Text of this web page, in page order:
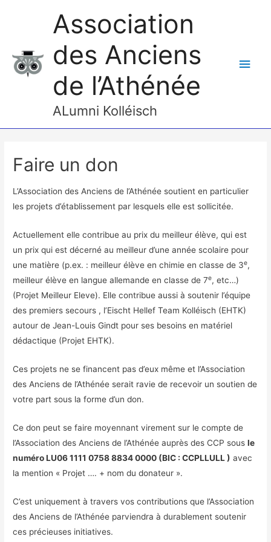
Association
des Anciens
de l’Athénée
ALumni Kolléisch
Faire un don
L’Association des Anciens de l’Athénée soutient en particulier
les projets d’établissement par lesquels elle est sollicitée.
Actuellement elle contribue au prix du meilleur élève, qui est
un prix qui est décerné au meilleur d’une année scolaire pour
une matière (p.ex. : meilleur élève en chimie en classe de 3e,
meilleur élève en langue allemande en classe de 7e, etc…)
(Projet Meilleur Eleve). Elle contribue aussi à soutenir l’équipe
des premiers secours , l’Eischt Hellef Team Kolléisch (EHTK)
autour de Jean-Louis Gindt pour ses besoins en matériel
dédactique (Projet EHTK).
Ces projets ne se financent pas d’eux même et l’Association
des Anciens de l’Athénée serait ravie de recevoir un soutien de
votre part sous la forme d’un don.
Ce don peut se faire moyennant virement sur le compte de
l’Association des Anciens de l’Athénée auprès des CCP sousle
numéro LU06 1111 0758 8834 0000 (BIC : CCPLLULL ) avec
la mention « Projet …. + nom du donateur ».
C’est uniquement à travers vos contributions que l’Association
des Anciens de l’Athénée parviendra à durablement soutenir
ces précieuses initiatives.